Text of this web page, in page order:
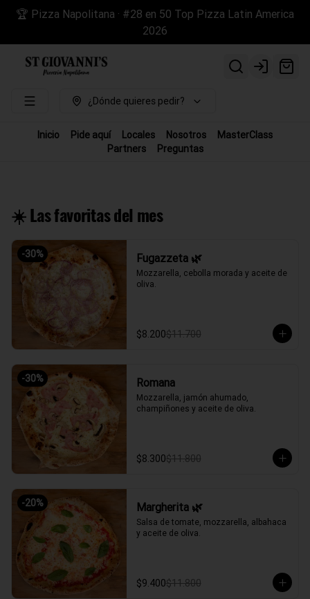
🏆 Pizza Napolitana · #28 en 50 Top Pizza Latin America
2026
Login
¿Dónde quieres pedir?
Inicio Pide aquí Locales Nosotros
MasterClass
Partners
Preguntas
☀️ Las favoritas del mes
-30% Fugazzeta 🌿
Mozzarella, cebolla morada y aceite de
oliva.
$8.200$11.700
-30% Romana
Mozzarella, jamón ahumado,
champiñones y aceite de oliva.
$8.300$11.800
-20% Margherita 🌿
Salsa de tomate, mozzarella, albahaca
y aceite de oliva.
$9.400$11.800